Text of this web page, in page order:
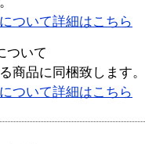
ついて詳細はこちら
ついて
商品に同梱致します。
ついて詳細はこちら